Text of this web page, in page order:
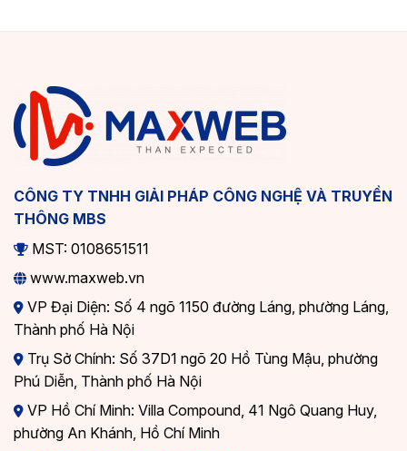
CÔNG TY TNHH GIẢI PHÁP CÔNG NGHỆ VÀ TRUYỀN
THÔNG MBS
MST: 0108651511
www.maxweb.vn
VP Đại Diện: Số 4 ngõ 1150 đường Láng, phường Láng,
Thành phố Hà Nội
Trụ Sở Chính: Số 37D1 ngõ 20 Hồ Tùng Mậu, phường
Phú Diễn, Thành phố Hà Nội
VP Hồ Chí Minh: Villa Compound, 41 Ngô Quang Huy,
phường An Khánh, Hồ Chí Minh